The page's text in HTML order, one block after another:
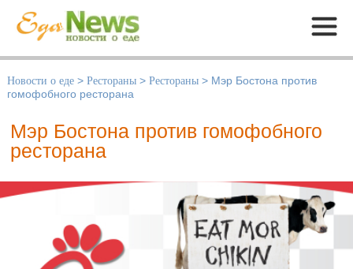
Меню
Новости о еде > Рестораны > Рестораны > Мэр Бостона против
гомофобного ресторана
Мэр Бостона против гомофобного
ресторана